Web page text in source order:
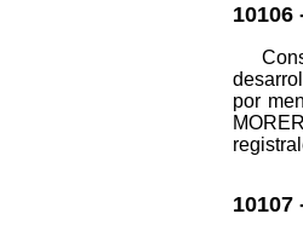
10106
por
10107